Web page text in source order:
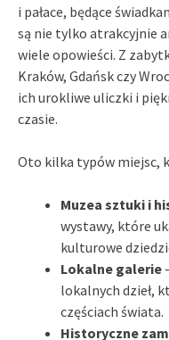
i pałace, będące
są nie tylko atrakcyjnie
wiele opowieści. Z
Kraków, Gdańsk czy
ich urokliwe uliczki i
czasie.
Oto kilka typów miejsc,
Muzea sztuki i
wystawy, które
kulturowe
Lokalne galerie
lokalnych dzieł,
częściach świata.
Historyczne